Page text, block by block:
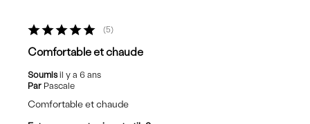
5
Comfortable et chaude
Soumisil y a 6 ans
Par Pascale
Comfortable et chaude